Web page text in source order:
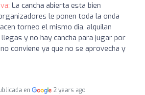
La cancha abierta esta bien
le ponen toda la onda
torneo el mismo dia, alquilan
y no hay cancha para jugar por
conviene ya que no se aprovecha y
en 2 years ago